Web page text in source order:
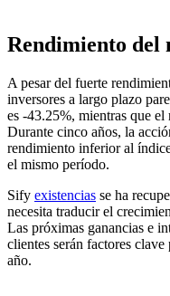
Rendimiento del
A pesar del fuerte
inversores a largo plazo
es -43.25%, mientras que
Durante cinco años, la
rendimiento inferior al
el mismo período.
Sify existencias se ha
necesita traducir el
Las próximas ganancias e
clientes serán factores
año.